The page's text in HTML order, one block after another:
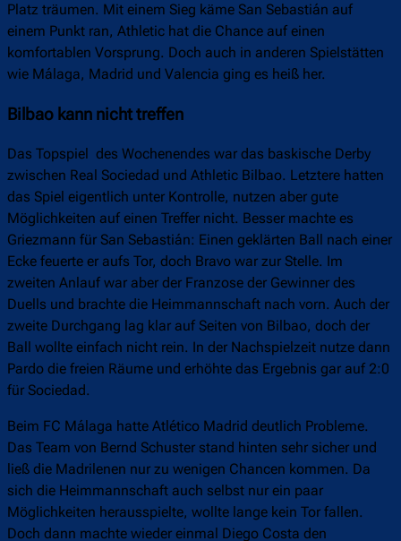
Platz träumen. Mit einem Sieg käme San Sebastián auf
einem Punkt ran, Athletic hat die Chance auf einen
komfortablen Vorsprung. Doch auch in anderen Spielstätten
wie Málaga, Madrid und Valencia ging es heiß her.
Bilbao kann nicht treffen
Das Topspiel des Wochenendes war das baskische Derby
zwischen Real Sociedad und Athletic Bilbao. Letztere hatten
das Spiel eigentlich unter Kontrolle, nutzen aber gute
Möglichkeiten auf einen Treffer nicht. Besser machte es
Griezmann für San Sebastián: Einen geklärten Ball nach einer
Ecke feuerte er aufs Tor, doch Bravo war zur Stelle. Im
zweiten Anlauf war aber der Franzose der Gewinner des
Duells und brachte die Heimmannschaft nach vorn. Auch der
zweite Durchgang lag klar auf Seiten von Bilbao, doch der
Ball wollte einfach nicht rein. In der Nachspielzeit nutze dann
Pardo die freien Räume und erhöhte das Ergebnis gar auf 2:0
für Sociedad.
Beim FC Málaga hatte Atlético Madrid deutlich Probleme.
Das Team von Bernd Schuster stand hinten sehr sicher und
ließ die Madrilenen nur zu wenigen Chancen kommen. Da
sich die Heimmannschaft auch selbst nur ein paar
Möglichkeiten herausspielte, wollte lange kein Tor fallen.
Doch dann machte wieder einmal Diego Costa den